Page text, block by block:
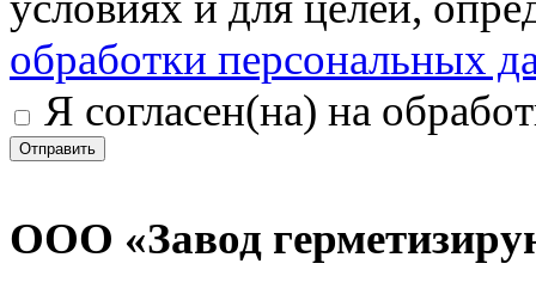
обработки персональных
Я согласен(на) на
Отправить
ООО «Завод